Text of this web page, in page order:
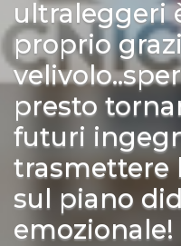
ultraleggeri
proprio
presto
futuri
trasmettere
sul piano
emozionale!